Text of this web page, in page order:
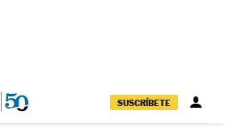
SUSCRÍBETE